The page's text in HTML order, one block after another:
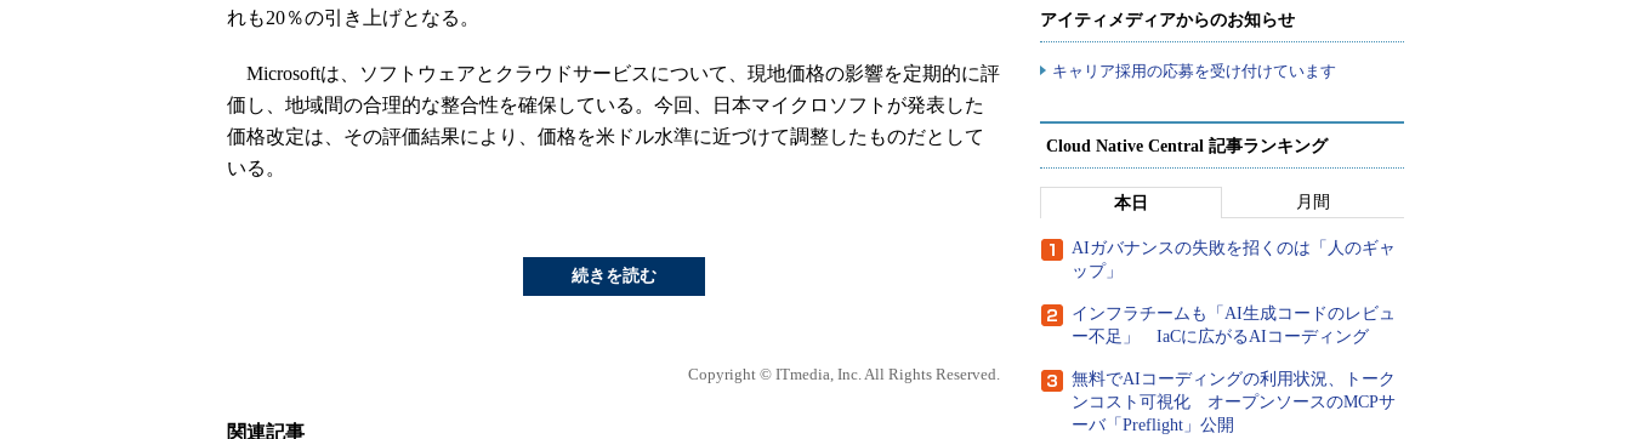
れも20％の引き上げとなる。
Microsoftは、ソフトウェアとクラウドサービスについて、現地価格の影響を定期的に評
価し、地域間の合理的な整合性を確保している。今回、日本マイクロソフトが発表した
価格改定は、その評価結果により、価格を米ドル水準に近づけて調整したものだとして
いる。
続きを読む
Copyright © ITmedia, Inc. All Rights Reserved.
関連記事
アイティメディアからのお知らせ
キャリア採用の応募を受け付けています
Cloud Native Central 記事ランキング
本日 月間
AIガバナンスの失敗を招くのは「人のギャ
ップ」
インフラチームも「AI生成コードのレビュ
ー不足」 IaCに広がるAIコーディング
無料でAIコーディングの利用状況、トーク
ンコスト可視化 オープンソースのMCPサ
ーバ「Preflight」公開